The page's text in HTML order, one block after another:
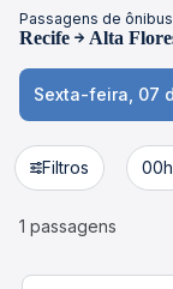
Passagens de ônibus
Recife Alta
Sexta-feira, 07
Filtros
1 passagens